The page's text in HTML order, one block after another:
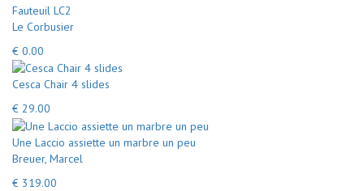
Fauteuil LC2
Le Corbusier
€ 0.00
Cesca Chair 4 slides
€ 29.00
Une Laccio assiette un marbre un peu
Breuer, Marcel
€ 319.00